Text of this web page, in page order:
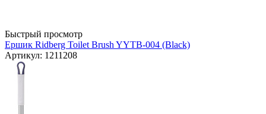
Быстрый просмотр
Ершик Ridberg Toilet Brush YYTB-004 (Black)
Артикул: 1211208